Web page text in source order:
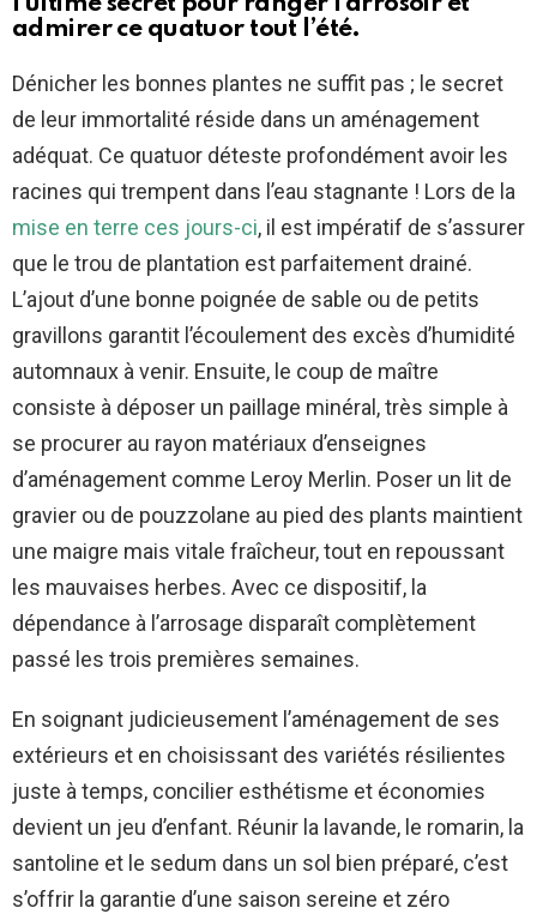
admirer ce quatuor tout l’été.
Dénicher les bonnes plantes ne suffit pas ; le secret
de leur immortalité réside dans un aménagement
adéquat. Ce quatuor déteste profondément avoir les
racines qui trempent dans l’eau stagnante ! Lors de la
mise en terre ces jours-ci, il est impératif de s’assurer
que le trou de plantation est parfaitement drainé.
L’ajout d’une bonne poignée de sable ou de petits
gravillons garantit l’écoulement des excès d’humidité
automnaux à venir. Ensuite, le coup de maître
consiste à déposer un paillage minéral, très simple à
se procurer au rayon matériaux d’enseignes
d’aménagement comme Leroy Merlin. Poser un lit de
gravier ou de pouzzolane au pied des plants maintient
une maigre mais vitale fraîcheur, tout en repoussant
les mauvaises herbes. Avec ce dispositif, la
dépendance à l’arrosage disparaît complètement
passé les trois premières semaines.
En soignant judicieusement l’aménagement de ses
extérieurs et en choisissant des variétés résilientes
juste à temps, concilier esthétisme et économies
devient un jeu d’enfant. Réunir la lavande, le romarin, la
santoline et le sedum dans un sol bien préparé, c’est
s’offrir la garantie d’une saison sereine et zéro